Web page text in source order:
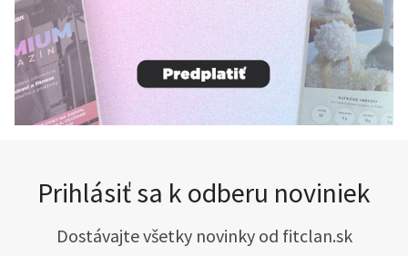
Prihlásiť sa k odberu noviniek
Dostávajte všetky novinky od fitclan.sk